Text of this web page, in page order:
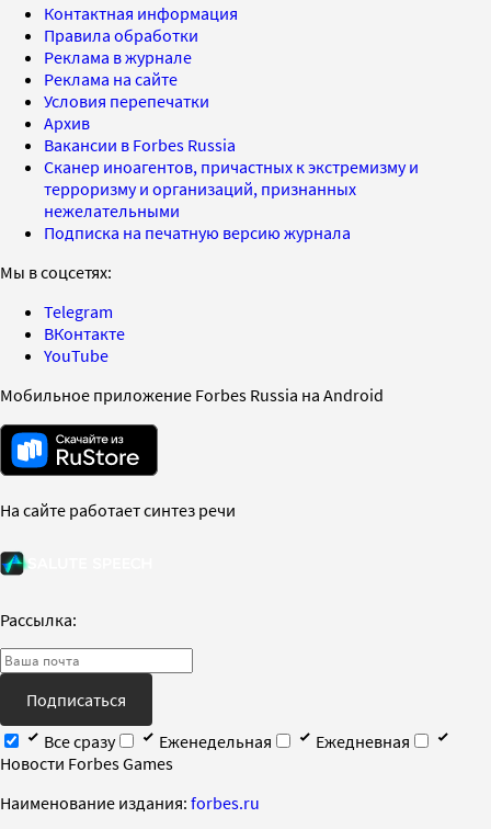
Контактная информация
Правила обработки
Реклама в журнале
Реклама на сайте
Условия перепечатки
Архив
Вакансии в Forbes Russia
Сканер иноагентов, причастных к экстремизму и
терроризму и организаций, признанных
нежелательными
Подписка на печатную версию журнала
Мы в соцсетях:
Telegram
ВКонтакте
YouTube
Мобильное приложение Forbes Russia на Android
На сайте работает синтез речи
Рассылка:
Подписаться
Все сразу
Еженедельная
Ежедневная
Новости Forbes Games
Наименование издания: forbes.ru